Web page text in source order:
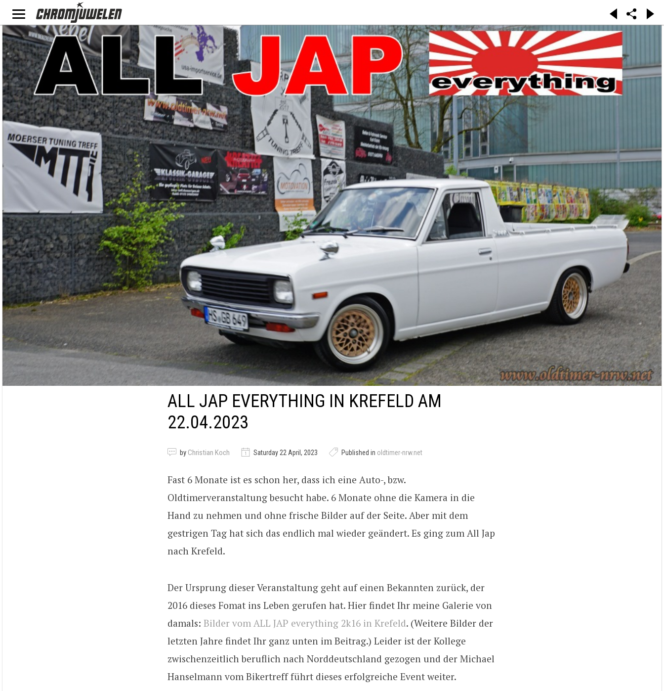
ALL JAP EVERYTHING IN KREFELD AM
22.04.2023
by Christian Koch Saturday 22 April, 2023 Published in oldtimer-nrw.net
Fast 6 Monate ist es schon her, dass ich eine Auto-, bzw.
Oldtimerveranstaltung besucht habe. 6 Monate ohne die Kamera in die
Hand zu nehmen und ohne frische Bilder auf der Seite. Aber mit dem
gestrigen Tag hat sich das endlich mal wieder geändert. Es ging zum All Jap
nach Krefeld.
Der Ursprung dieser Veranstaltung geht auf einen Bekannten zurück, der
2016 dieses Fomat ins Leben gerufen hat. Hier findet Ihr meine Galerie von
damals: Bilder vom ALL JAP everything 2k16 in Krefeld. (Weitere Bilder der
letzten Jahre findet Ihr ganz unten im Beitrag.) Leider ist der Kollege
zwischenzeitlich beruflich nach Norddeutschland gezogen und der Michael
Hanselmann vom Bikertreff führt dieses erfolgreiche Event weiter.